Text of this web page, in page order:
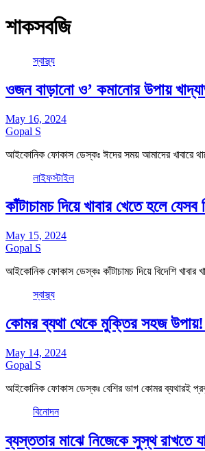
শাকসবজি
স্বাস্থ্য
ওজন বাড়ানো ও’ কমানোর উপায়
May 16, 2024
Gopal S
আইকোনিক ফোকাস ডেস্কঃ ঈদের সময় আমাদের খাবারে
লাইফস্টাইল
কাঁটাচামচ দিয়ে খাবার খেতে হলে
May 15, 2024
Gopal S
আইকোনিক ফোকাস ডেস্কঃ কাঁটাচামচ দিয়ে বিদেশি
স্বাস্থ্য
কোমর ব্যথা থেকে মুক্তির সহজ
May 14, 2024
Gopal S
আইকোনিক ফোকাস ডেস্কঃ বেশির ভাগ কোমর ব্যথারই
বিনোদন
ব্যস্ততার মাঝে নিজেকে সুস্থ রাখতে